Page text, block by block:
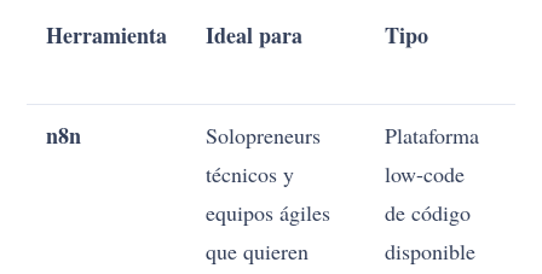
Herramienta Ideal para Tipo
n8n
Solopreneurs
técnicos y
equipos ágiles
que quieren
Plataforma
low-code
de código
disponible